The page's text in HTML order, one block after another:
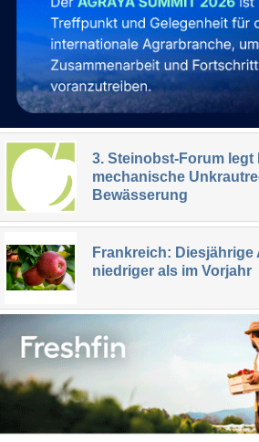
3. Steinobst-Forum legt
mechanische
Bewässerung
Frankreich: Diesjährige
niedriger als im Vorjahr